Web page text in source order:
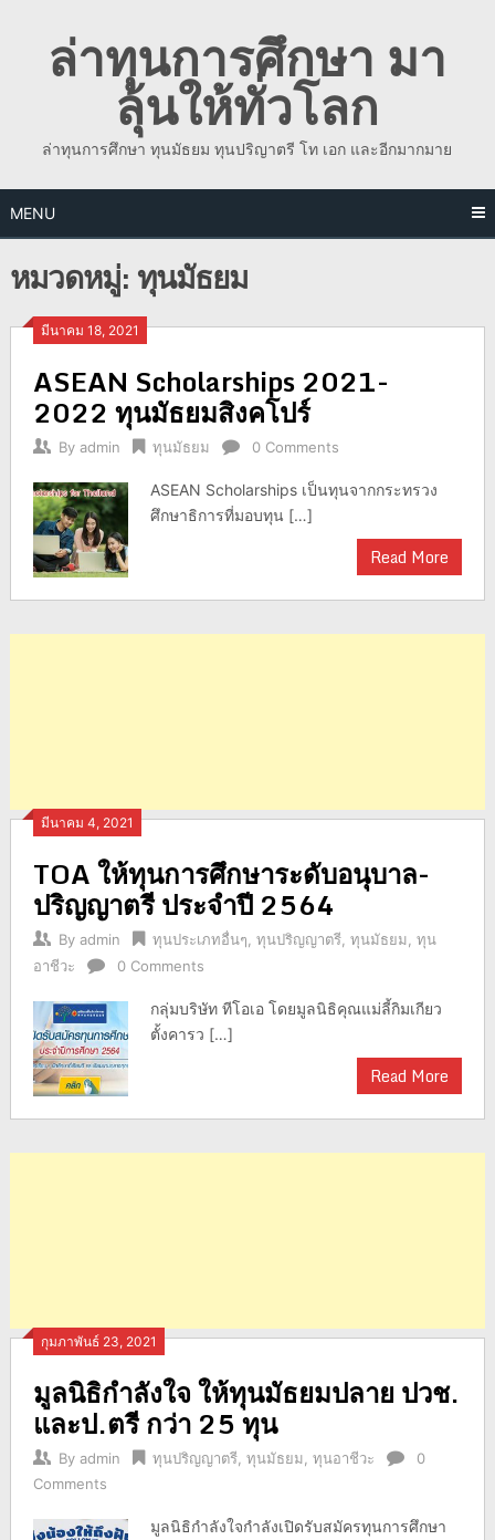
contentล่าทุนการศึกษา มา
ลุ้นให้ทั่วโลก
ล่าทุนการศึกษา ทุนมัธยม ทุนปริญาตรี โท เอก และอีกมากมาย
MENU
หมวดหมู่:ทุนมัธยม
มีนาคม 18, 2021
ASEAN Scholarships 2021-
2022 ทุนมัธยมสิงคโปร์
By admin ทุนมัธยม 0 Comments
ASEAN Scholarships เป็นทุนจากกระทรวง
ศึกษาธิการที่มอบทุน […]
Read More
มีนาคม 4, 2021
TOA ให้ทุนการศึกษาระดับอนุบาล-
ปริญญาตรี ประจำปี 2564
By admin ทุนประเภทอื่นๆ ทุนปริญญาตรี, ทุนมัธยม ทุน
อาชีวะ
0 Comments
กลุ่มบริษัท ทีโอเอ โดยมูลนิธิคุณแม่ลี้กิมเกียว
ตั้งคารว […]
Read More
กุมภาพันธ์ 23, 2021
มูลนิธิกำลังใจ ให้ทุนมัธยมปลาย ปวช.
และป.ตรี กว่า 25 ทุน
By admin ทุนปริญญาตรี, ทุนมัธยม, ทุนอาชีวะ
0
Comments
มูลนิธิกำลังใจกำลังเปิดรับสมัครทุนการศึกษา